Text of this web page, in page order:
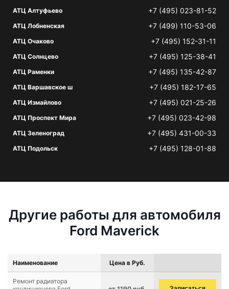
АТЦ Алтуфьево +7 (495) 023-81-52
АТЦ Лобненская +7 (499) 110-53-06
АТЦ Очаково +7 (495) 152-31-11
АТЦ Солнцево +7 (495) 125-38-41
АТЦ Раменки +7 (495) 135-42-87
АТЦ Варшавское ш +7 (495) 182-17-65
АТЦ Измайлово +7 (495) 021-25-26
АТЦ Проспект Мира +7 (495) 023-42-98
АТЦ Зеленоград +7 (495) 431-00-33
АТЦ Подольск +7 (495) 128-01-88
Другие работы для автомобиля
Ford Maverick
Наименование Цена в Руб.
Ремонт радиатора